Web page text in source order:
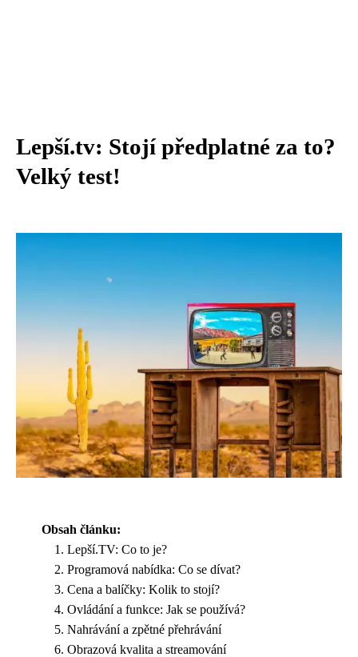
Lepší.tv: Stojí předplatné za to?
Velký test!
Obsah článku:
Lepší.TV: Co to je?
Programová nabídka: Co se dívat?
Cena a balíčky: Kolik to stojí?
Ovládání a funkce: Jak se používá?
Nahrávání a zpětné přehrávání
Obrazová kvalita a streamování